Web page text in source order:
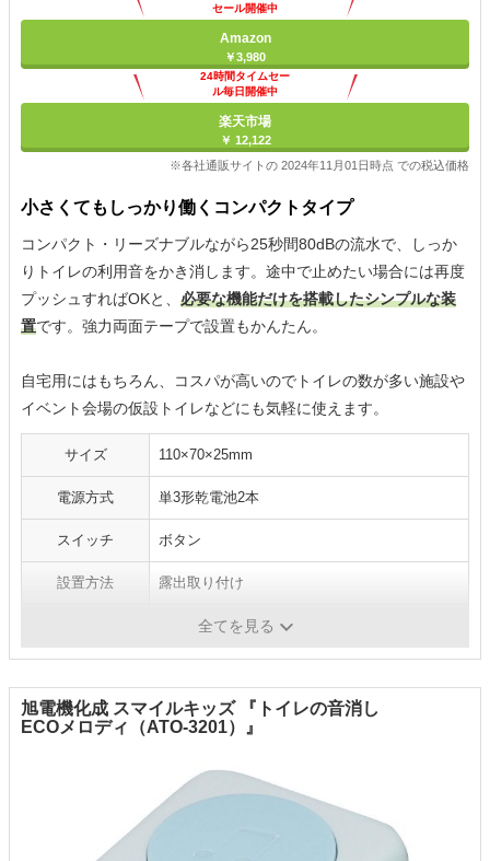
セール開催中
Amazon
￥3,980
24時間タイムセー
ル毎日開催中
楽天市場
￥ 12,122
※各社通販サイトの 2024年11月01日時点 での税込価格
小さくてもしっかり働くコンパクトタイプ
コンパクト・リーズナブルながら25秒間80dBの流水で、しっか
りトイレの利用音をかき消します。途中で止めたい場合には再度
プッシュすればOKと、 必要な機能だけを搭載したシンプルな装
置です。強力両面テープで設置もかんたん。
自宅用にはもちろん、コスパが高いのでトイレの数が多い施設や
イベント会場の仮設トイレなどにも気軽に使えます。
サイズ 110×70×25mm
電源方式 単3形乾電池2本
スイッチ ボタン
設置方法 露出取り付け
トイレの水を流す音
全てを見る
旭電機化成 スマイルキッズ 『トイレの音消し
ECOメロディ（ATO-3201）』